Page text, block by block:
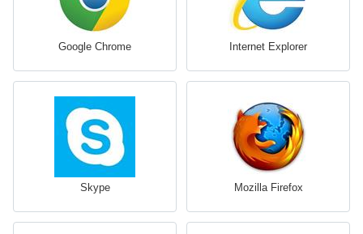
Google Chrome Internet Explorer
Skype Mozilla Firefox